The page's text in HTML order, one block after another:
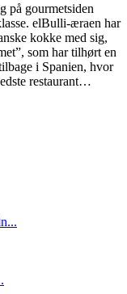
på gourmetsiden
elBulli-æraen har
kokke med sig,
som har tilhørt en
i Spanien, hvor
restaurant…